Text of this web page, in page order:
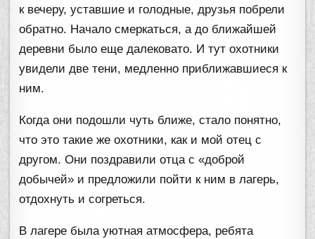
к вечеру, уставшие и голодные, друзья побрели
обратно. Начало смеркаться, а до ближайшей
деревни было еще далековато. И тут охотники
увидели две тени, медленно приближавшиеся к
ним.
Когда они подошли чуть ближе, стало понятно,
что это такие же охотники, как и мой отец с
другом. Они поздравили отца с «доброй
добычей» и предложили пойти к ним в лагерь,
отдохнуть и согреться.
В лагере была уютная атмосфера, ребята